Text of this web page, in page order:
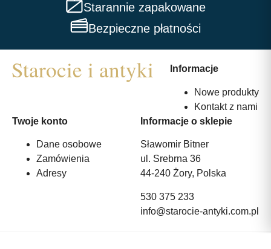
Starannie zapakowane
Bezpieczne płatności
Informacje
Nowe produkty
Kontakt z nami
Twoje konto
Dane osobowe
Zamówienia
Adresy
Informacje o sklepie
Sławomir Bitner
ul. Srebrna 36
44-240 Żory, Polska
530 375 233
info@starocie-antyki.com.pl